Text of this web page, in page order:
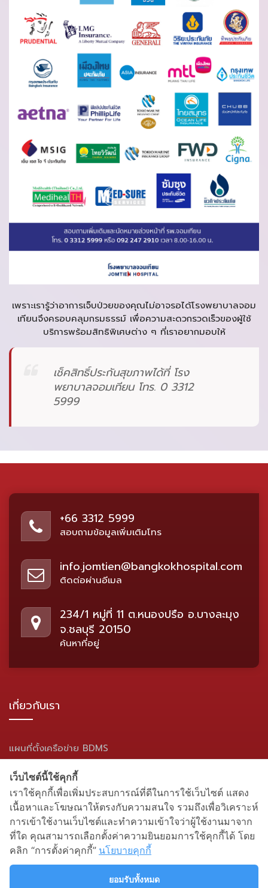
เพราะเรารู้ว่าอาการเจ็บป่วยของคุณไม่อาจรอได้โรงพยาบาลจอม
เทียนจึงครอบคลุมกรมธรรม์ เพื่อความสะดวกรวดเร็วของผู้ใช้
บริการพร้อมสิทธิพิเศษต่าง ๆ ที่เราอยากมอบให้
เช็คสิทธิ์ประกันสุขภาพได้ที่ โรง
พยาบาลจอมเทียน โทร. 0 3312
5999
+66 3312 5999
สอบถามข้อมูลเพิ่มเติมโทร
info.jomtien@bangkokhospital.com
ติดต่อผ่านอีเมล
234/1 หมู่ที่ 11 ต.หนองปรือ อ.บางละมุง
จ.ชลบุรี 20150
ค้นหาที่อยู่
เกี่ยวกับเรา
แผนที่ตั้งเครือข่าย BDMS
แผนผังเว็บไซต์
สื่อสังคมออนไลน์
เว็บไซต์นี้ใช้คุกกี้
เราใช้คุกกี้เพื่อเพิ่มประสบการณ์ที่ดีในการใช้เว็บไซต์ แสดง
เนื้อหาและโฆษณาให้ตรงกับความสนใจ รวมถึงเพื่อวิเคราะห์
การเข้าใช้งานเว็บไซต์และทำความเข้าใจว่าผู้ใช้งานมาจาก
ที่ใด คุณสามารถเลือกตั้งค่าความยินยอมการใช้คุกกี้ได้ โดย
คลิก “การตั้งค่าคุกกี้” นโยบายคุกกี้
ยอมรับทั้งหมด